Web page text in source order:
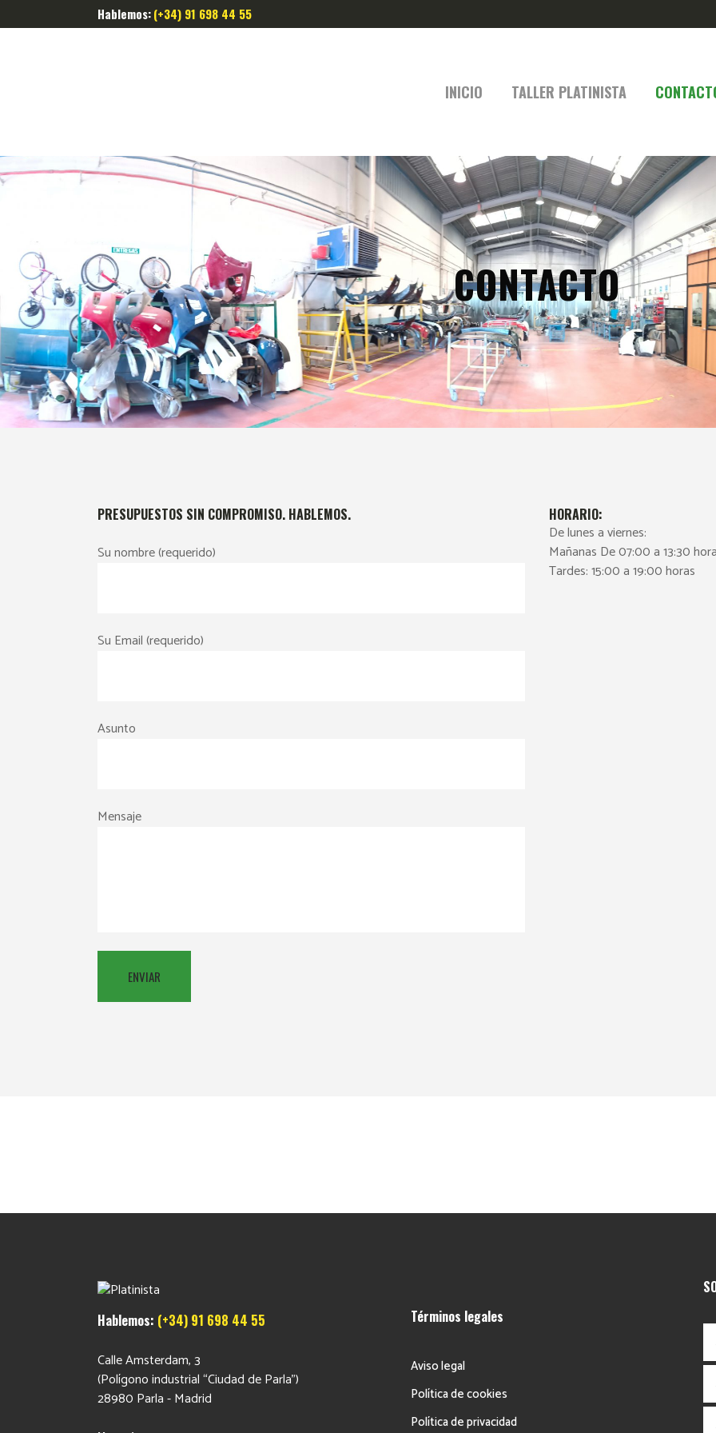
Hablemos:(+34) 91 698 44 55
INICIO TALLER PLATINISTA
CONTACTO
PRESUPUESTOS SIN COMPROMISO. HABLEMOS.
Su nombre (requerido)
Su Email (requerido)
Asunto
Mensaje
HORARIO:
De lunes a viernes:
Mañanas De 07:00 a 13:30
Tardes: 15:00 a 19:00 horas
Hablemos: (+34) 91 698 44 55
Calle Amsterdam, 3
(Polígono industrial “Ciudad de Parla”)
28980 Parla - Madrid
Términos legales
Aviso legal
Política de cookies
Política de privacidad